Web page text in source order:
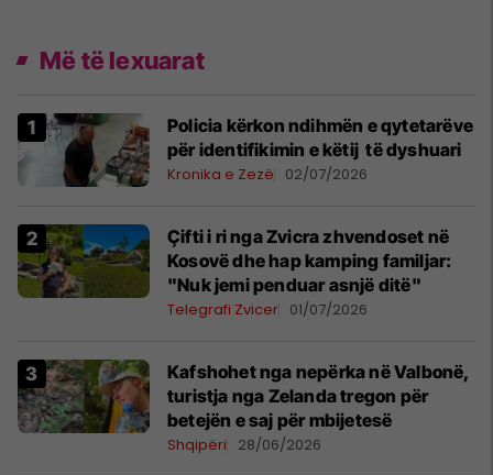
Më të lexuarat
Policia kërkon ndihmën e qytetarëve
për identifikimin e këtij të dyshuari
Kronika e Zezë 02/07/2026
Çifti i ri nga Zvicra zhvendoset në
Kosovë dhe hap kamping familjar:
"Nuk jemi penduar asnjë ditë"
Telegrafi Zvicer 01/07/2026
Kafshohet nga nepërka në Valbonë,
turistja nga Zelanda tregon për
betejën e saj për mbijetesë
Shqipëri 28/06/2026